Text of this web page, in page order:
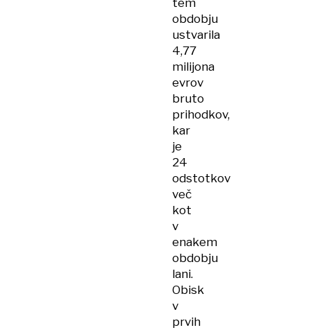
tem
obdobju
ustvarila
4,77
milijona
evrov
bruto
prihodkov,
kar
je
24
odstotkov
več
kot
v
enakem
obdobju
lani.
Obisk
v
prvih